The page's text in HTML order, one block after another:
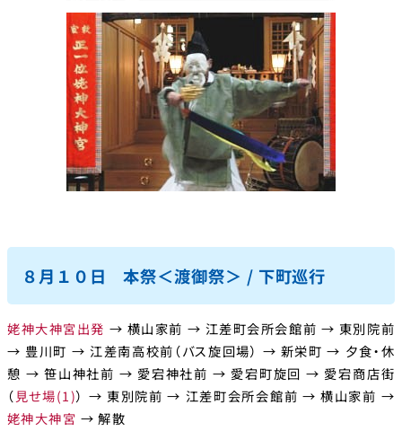
８月１０日 本祭＜渡御祭＞ / 下町巡行
姥神大神宮出発 → 横山家前 → 江差町会所会館前 → 東別院前
→ 豊川町 → 江差南高校前（バス旋回場） → 新栄町 → 夕食・休
憩 → 笹山神社前 → 愛宕神社前 → 愛宕町旋回 → 愛宕商店街
（見せ場(1)） → 東別院前 → 江差町会所会館前 → 横山家前 →
姥神大神宮 → 解散